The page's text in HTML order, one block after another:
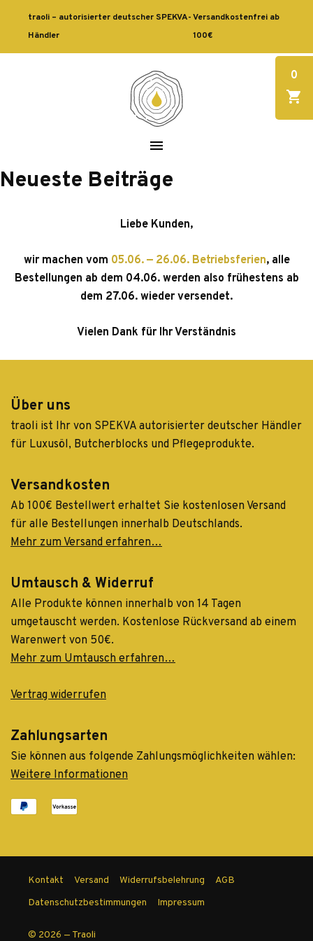
traoli – autorisierter deutscher SPEKVA-
Händler
Versandkostenfrei ab
100€
0
Neueste Beiträge
Liebe Kunden,
wir machen vom 05.06. — 26.06. Betriebsferien, alle
Bestellungen ab dem 04.06. werden also frühestens ab
dem 27.06. wieder versendet.
Vielen Dank für Ihr Verständnis
Über uns
traoli ist Ihr von SPEKVA autorisierter deutscher Händler
für Luxusöl, Butcherblocks und Pflegeprodukte.
Versandkosten
Ab 100€ Bestellwert erhaltet Sie kostenlosen Versand
für alle Bestellungen innerhalb Deutschlands.
Mehr zum Versand erfahren…
Umtausch & Widerruf
Alle Produkte können innerhalb von 14 Tagen
umgetauscht werden. Kostenlose Rückversand ab einem
Warenwert von 50€.
Mehr zum Umtausch erfahren…
Vertrag widerrufen
Zahlungsarten
Sie können aus folgende Zahlungsmöglichkeiten wählen:
Weitere Informationen
© 2026 — Traoli
Kontakt Versand Widerrufsbelehrung
AGB
Datenschutzbestimmungen
Impressum